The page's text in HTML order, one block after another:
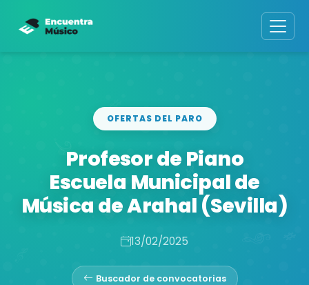
OFERTAS DEL PARO
Profesor de Piano
Escuela Municipal de
Música de Arahal (Sevilla)
13/02/2025
Buscador de convocatorias